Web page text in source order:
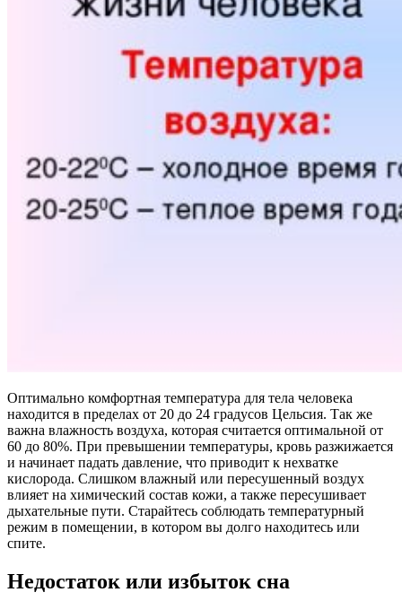
Оптимально комфортная температура для тела человека
находится в пределах от 20 до 24 градусов Цельсия. Так же
важна влажность воздуха, которая считается оптимальной от
60 до 80%. При превышении температуры, кровь разжижается
и начинает падать давление, что приводит к нехватке
кислорода. Слишком влажный или пересушенный воздух
влияет на химический состав кожи, а также пересушивает
дыхательные пути. Старайтесь соблюдать температурный
режим в помещении, в котором вы долго находитесь или
спите.
Недостаток или избыток сна